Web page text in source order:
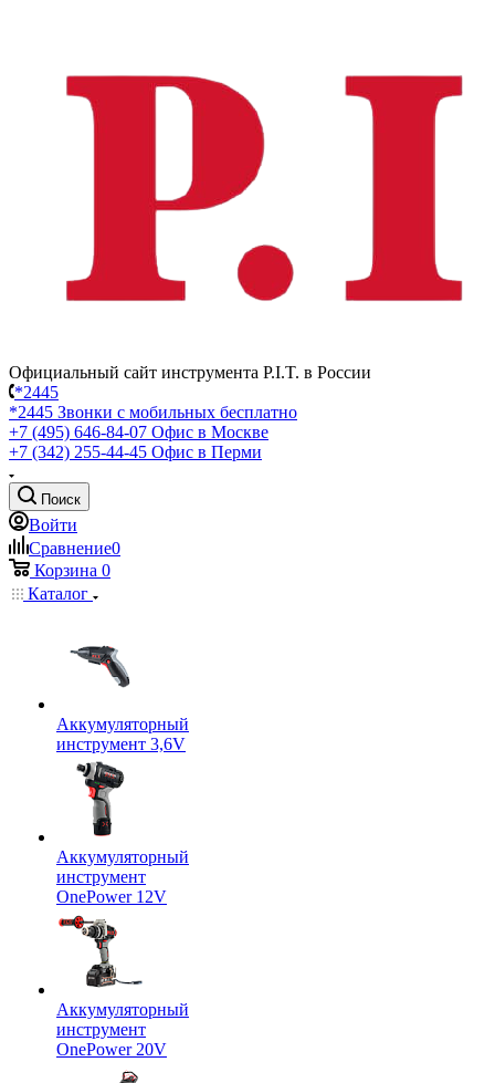
Официальный сайт инструмента P.I.T. в России
*2445
*2445 Звонки с мобильных бесплатно
+7 (495) 646-84-07 Офис в Москве
+7 (342) 255-44-45 Офис в Перми
Поиск
Войти
Сравнение0
Корзина 0
Каталог
Аккумуляторный
инструмент 3,6V
Аккумуляторный
инструмент
OnePower 12V
Аккумуляторный
инструмент
OnePower 20V